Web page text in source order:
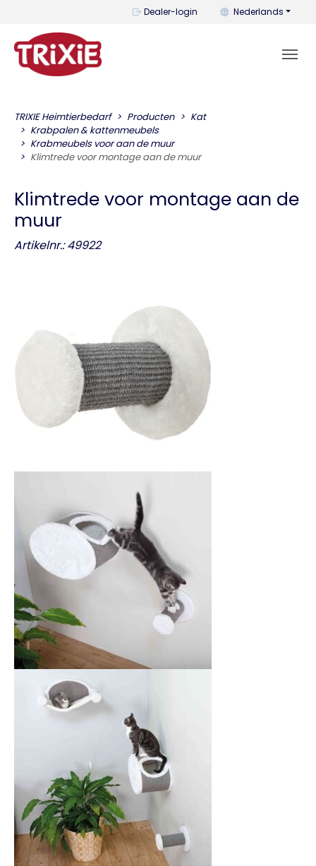
Dealer-login U kunt de taal
Nederlands
TRIXIE Heimtierbedarf Producten
Kat
Krabpalen & kattenmeubels
Krabmeubels voor aan de muur
Klimtrede voor montage aan de muur
Klimtrede voor montage aan de
muur
Artikelnr.: 49922